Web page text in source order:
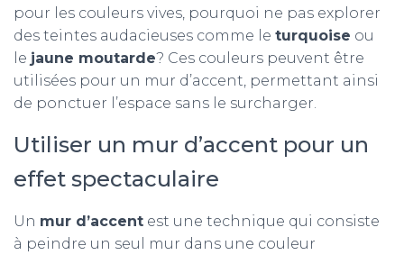
pour les couleurs vives, pourquoi ne pas explorer
des teintes audacieuses comme le turquoise ou
le jaune moutarde? Ces couleurs peuvent être
utilisées pour un mur d’accent, permettant ainsi
de ponctuer l’espace sans le surcharger.
Utiliser un mur d’accent pour un
effet spectaculaire
Un mur d’accent est une technique qui consiste
à peindre un seul mur dans une couleur